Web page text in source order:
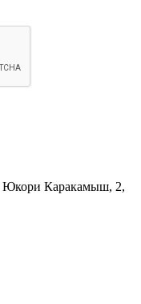
Юкори Каракамыш, 2,